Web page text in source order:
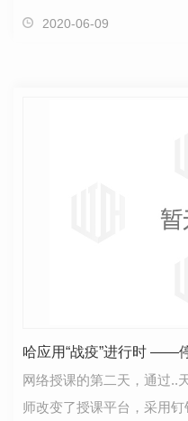
2020-06-09
哈应用“战疫”进行时 ——
网络授课的第二天，通过..
师改变了授课平台，采用